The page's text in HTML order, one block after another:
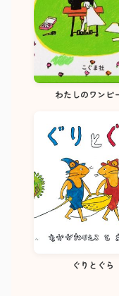
わたしのワンピ
ぐりとぐら